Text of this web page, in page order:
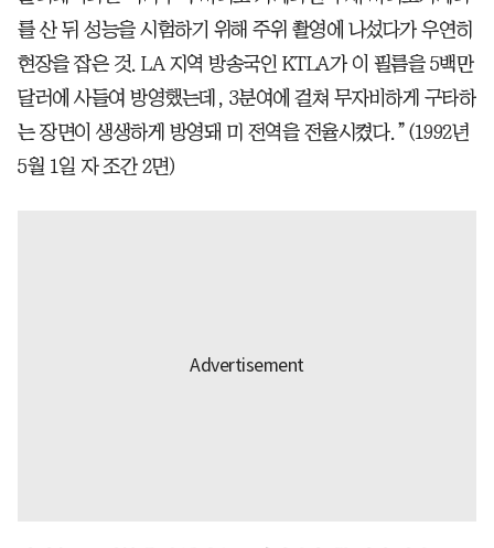
를 산 뒤 성능을 시험하기 위해 주위 촬영에 나섰다가 우연히
현장을 잡은 것. LA 지역 방송국인 KTLA가 이 필름을 5백만
달러에 사들여 방영했는데, 3분여에 걸쳐 무자비하게 구타하
는 장면이 생생하게 방영돼 미 전역을 전율시켰다.”(1992년
5월 1일 자 조간 2면)